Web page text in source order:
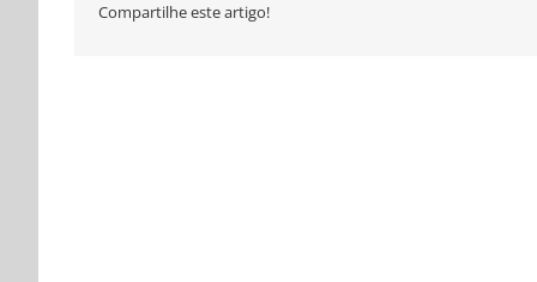
Compartilhe este artigo!